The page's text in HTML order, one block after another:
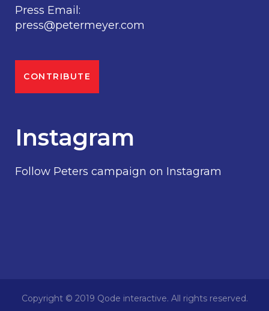
Press Email:
press@petermeyer.com
CONTRIBUTE
Instagram
Follow Peters campaign on Instagram
Copyright © 2019 Qode interactive. All rights reserved.